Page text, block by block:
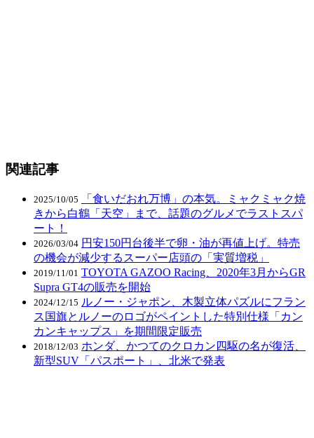
関連記事
2025/10/05
「食いだおれ万博」の本気。ミャクミャク焼
きから白鶴「天空」まで、話題のグルメでラストスパ
ート！
2026/03/04 円安150円台後半で卵・油が再値上げ。特売
の機会が減少するスーパー店頭の「実質増税」
2019/11/01 TOYOTA GAZOO Racing、2020年3月からGR
Supra GT4の販売を開始
2024/12/15 ルノー・ジャポン、木製立体パズルにフラン
ス国旗とルノーのロゴがペイントした特別仕様「カン
カンキャップス」を期間限定販売
2018/12/03 ホンダ、かつてのクロカン四駆の名が復活、
新型SUV「パスポート」、北米で発表